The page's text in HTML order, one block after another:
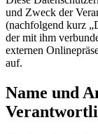
und Zweck der
(nachfolgend kurz
der mit ihm
externen
auf.
Name und